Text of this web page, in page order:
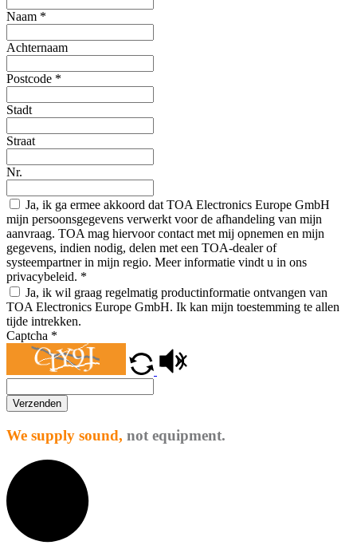
Naam *
Achternaam
Postcode *
Stadt
Straat
Nr.
Ja, ik ga ermee akkoord dat TOA Electronics Europe GmbH
mijn persoonsgegevens verwerkt voor de afhandeling van mijn
aanvraag. TOA mag hiervoor contact met mij opnemen en mijn
gegevens, indien nodig, delen met een TOA-dealer of
systeempartner in mijn regio. Meer informatie vindt u in ons
privacybeleid. *
Ja, ik wil graag regelmatig productinformatie ontvangen van
TOA Electronics Europe GmbH. Ik kan mijn toestemming te allen
tijde intrekken.
Captcha *
Verzenden
We supply sound, not equipment.